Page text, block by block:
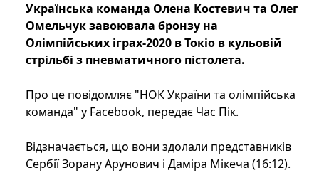
Українська команда Олена Костевич та Олег
Омельчук завоювала бронзу на
Олімпійських іграх-2020 в Токіо в кульовій
стрільбі з пневматичного пістолета.
Про це повідомляє "НОК України та олімпійська
команда" у Facebook, передає Час Пік.
Відзначається, що вони здолали представників
Сербії Зорану Арунович і Даміра Мікеча (16:12).